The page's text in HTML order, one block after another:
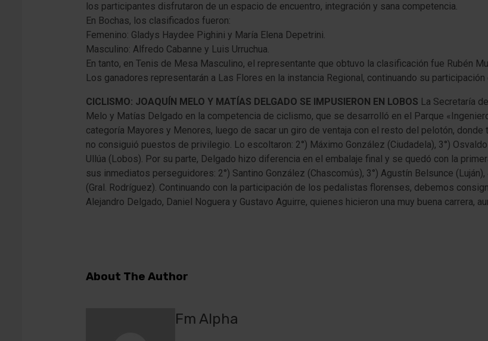
los participantes disfrutaron de un espacio de encuentro, integración y sana competencia.
En Bochas, los clasificados fueron:
Femenino: Gladys Haydee Pighini y María Elena Depetrini.
Masculino: Alfredo Cabanne y Luis Urruchua.
En tanto, en Tenis de Mesa Masculino, el representante que obtuvo la clasificación fue Rubén
Los ganadores representarán a Las Flores en la instancia Regional, continuando su
CICLISMO: JOAQUÍN MELO Y MATÍAS DELGADO SE IMPUSIERON EN LOBOS La Secretaría
Melo y Matías Delgado en la competencia de ciclismo, que se desarrolló en el Parque
categoría Mayores y Menores, luego de sacar un giro de ventaja con el resto del pelotón, donde
no consiguió puestos de privilegio. Lo escoltaron: 2°) Máximo González (Ciudadela), 3°)
Ullúa (Lobos). Por su parte, Delgado hizo diferencia en el embalaje final y se quedó con la
sus inmediatos perseguidores: 2°) Santino González (Chascomús), 3°) Agustín Belsunce
(Gral. Rodríguez). Continuando con la participación de los pedalistas florenses, debemos
Alejandro Delgado, Daniel Noguera y Gustavo Aguirre, quienes hicieron una muy buena carrera,
About The Author
Fm Alpha